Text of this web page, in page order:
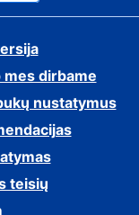
mes dirbame
nustatymus
teisių